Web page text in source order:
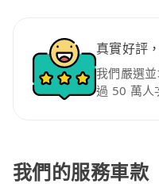
真實好評
我們嚴選
過 50 萬人
我們的服務車款